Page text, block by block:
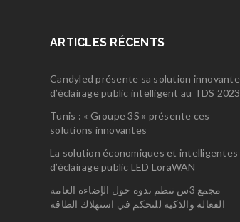
ARTICLES RÉCENTS
Candyled présente sa solution innovante
d’éclairage public intelligent au TDS 2023
Tunis : « Groupe 3S » présente ces
solutions innovantes
La solution économiques et intelligentes
d’éclairage public LED LoraWAN
مجمع 3س تنظم ندوة حول الإضاءة العامة
الفعالة والذكية للتحكم في استهلاك الطاقة